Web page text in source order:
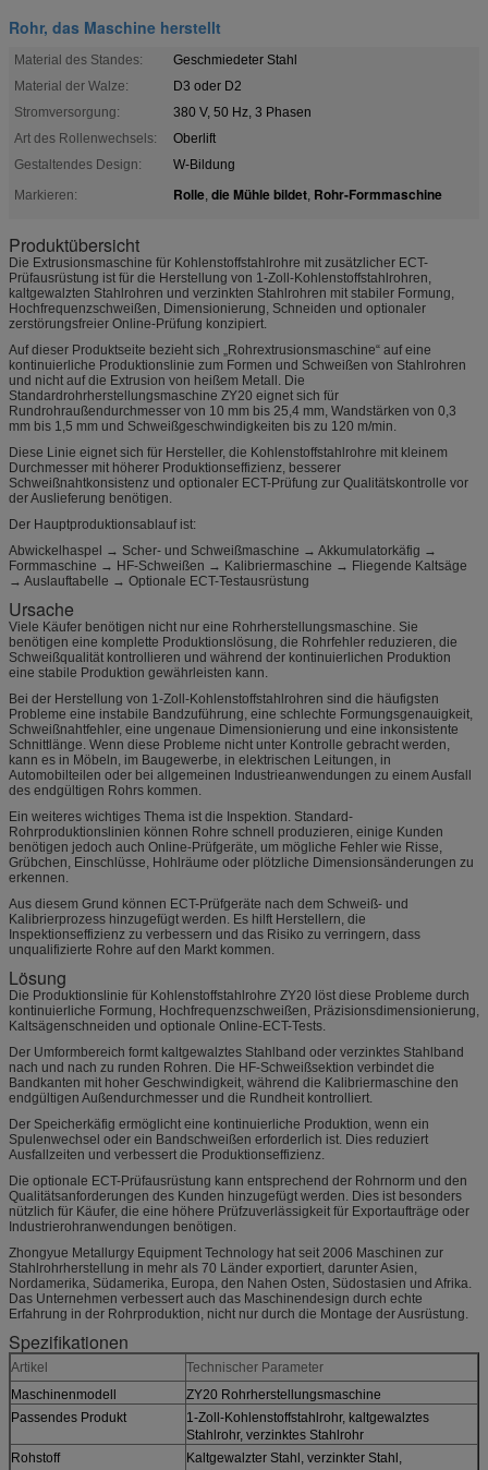
Rohr, das Maschine herstellt
Material des Standes:
Geschmiedeter Stahl
Material der Walze:
D3 oder D2
Stromversorgung:
380 V, 50 Hz, 3 Phasen
Art des Rollenwechsels:
Oberlift
Gestaltendes Design:
W-Bildung
Markieren:
Rolle, die Mühle bildet, Rohr-Formmaschine
Produktübersicht
Die Extrusionsmaschine für Kohlenstoffstahlrohre mit zusätzlicher ECT-
Prüfausrüstung ist für die Herstellung von 1-Zoll-Kohlenstoffstahlrohren,
kaltgewalzten Stahlrohren und verzinkten Stahlrohren mit stabiler Formung,
Hochfrequenzschweißen, Dimensionierung, Schneiden und optionaler
zerstörungsfreier Online-Prüfung konzipiert.
Auf dieser Produktseite bezieht sich „Rohrextrusionsmaschine“ auf eine
kontinuierliche Produktionslinie zum Formen und Schweißen von Stahlrohren
und nicht auf die Extrusion von heißem Metall. Die
Standardrohrherstellungsmaschine ZY20 eignet sich für
Rundrohraußendurchmesser von 10 mm bis 25,4 mm, Wandstärken von 0,3
mm bis 1,5 mm und Schweißgeschwindigkeiten bis zu 120 m/min.
Diese Linie eignet sich für Hersteller, die Kohlenstoffstahlrohre mit kleinem
Durchmesser mit höherer Produktionseffizienz, besserer
Schweißnahtkonsistenz und optionaler ECT-Prüfung zur Qualitätskontrolle vor
der Auslieferung benötigen.
Der Hauptproduktionsablauf ist:
Abwickelhaspel → Scher- und Schweißmaschine → Akkumulatorkäfig →
Formmaschine → HF-Schweißen → Kalibriermaschine → Fliegende Kaltsäge
→ Auslauftabelle → Optionale ECT-Testausrüstung
Ursache
Viele Käufer benötigen nicht nur eine Rohrherstellungsmaschine. Sie
benötigen eine komplette Produktionslösung, die Rohrfehler reduzieren, die
Schweißqualität kontrollieren und während der kontinuierlichen Produktion
eine stabile Produktion gewährleisten kann.
Bei der Herstellung von 1-Zoll-Kohlenstoffstahlrohren sind die häufigsten
Probleme eine instabile Bandzuführung, eine schlechte Formungsgenauigkeit,
Schweißnahtfehler, eine ungenaue Dimensionierung und eine inkonsistente
Schnittlänge. Wenn diese Probleme nicht unter Kontrolle gebracht werden,
kann es in Möbeln, im Baugewerbe, in elektrischen Leitungen, in
Automobilteilen oder bei allgemeinen Industrieanwendungen zu einem Ausfall
des endgültigen Rohrs kommen.
Ein weiteres wichtiges Thema ist die Inspektion. Standard-
Rohrproduktionslinien können Rohre schnell produzieren, einige Kunden
benötigen jedoch auch Online-Prüfgeräte, um mögliche Fehler wie Risse,
Grübchen, Einschlüsse, Hohlräume oder plötzliche Dimensionsänderungen zu
erkennen.
Aus diesem Grund können ECT-Prüfgeräte nach dem Schweiß- und
Kalibrierprozess hinzugefügt werden. Es hilft Herstellern, die
Inspektionseffizienz zu verbessern und das Risiko zu verringern, dass
unqualifizierte Rohre auf den Markt kommen.
Lösung
Die Produktionslinie für Kohlenstoffstahlrohre ZY20 löst diese Probleme durch
kontinuierliche Formung, Hochfrequenzschweißen, Präzisionsdimensionierung,
Kaltsägenschneiden und optionale Online-ECT-Tests.
Der Umformbereich formt kaltgewalztes Stahlband oder verzinktes Stahlband
nach und nach zu runden Rohren. Die HF-Schweißsektion verbindet die
Bandkanten mit hoher Geschwindigkeit, während die Kalibriermaschine den
endgültigen Außendurchmesser und die Rundheit kontrolliert.
Der Speicherkäfig ermöglicht eine kontinuierliche Produktion, wenn ein
Spulenwechsel oder ein Bandschweißen erforderlich ist. Dies reduziert
Ausfallzeiten und verbessert die Produktionseffizienz.
Die optionale ECT-Prüfausrüstung kann entsprechend der Rohrnorm und den
Qualitätsanforderungen des Kunden hinzugefügt werden. Dies ist besonders
nützlich für Käufer, die eine höhere Prüfzuverlässigkeit für Exportaufträge oder
Industrierohranwendungen benötigen.
Zhongyue Metallurgy Equipment Technology hat seit 2006 Maschinen zur
Stahlrohrherstellung in mehr als 70 Länder exportiert, darunter Asien,
Nordamerika, Südamerika, Europa, den Nahen Osten, Südostasien und Afrika.
Das Unternehmen verbessert auch das Maschinendesign durch echte
Erfahrung in der Rohrproduktion, nicht nur durch die Montage der Ausrüstung.
Spezifikationen
Artikel
Technischer Parameter
Maschinenmodell
ZY20 Rohrherstellungsmaschine
Passendes Produkt
1-Zoll-Kohlenstoffstahlrohr, kaltgewalztes
Stahlrohr, verzinktes Stahlrohr
Rohstoff
Kaltgewalzter Stahl, verzinkter Stahl,